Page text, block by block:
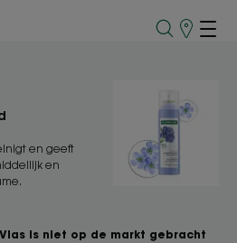
is niet op de markt gebracht
en geeft
en